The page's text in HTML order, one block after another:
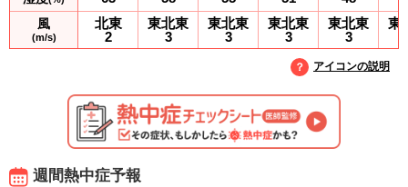
風
(m/s)
北東
2
東北東
3
東北東
3
東北東
3
東北東
3
東
アイコンの説明
週間熱中症予報